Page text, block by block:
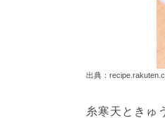
出典：
糸寒天ときゅ